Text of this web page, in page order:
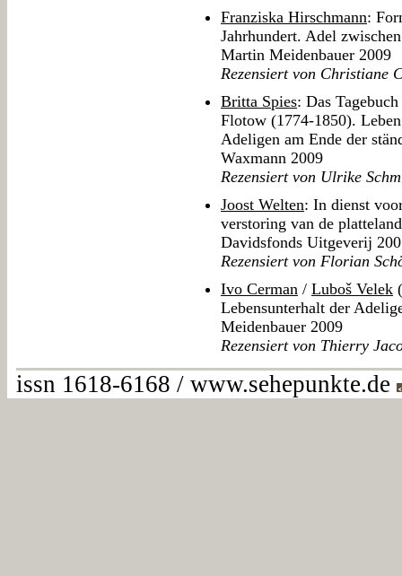
Franziska Hirschmann:
Jahrhundert. Adel
Martin Meidenbauer 2009
Rezensiert von Christiane
Britta Spies: Das
Flotow (1774-1850).
Adeligen am Ende der
Waxmann 2009
Rezensiert von Ulrike
Joost Welten: In dienst
verstoring van de
Davidsfonds Uitgeverij
Rezensiert von Florian
Ivo Cerman / Luboš Velek
Lebensunterhalt der
Meidenbauer 2009
Rezensiert von Thierry
issn 1618-6168 / www.sehepunkte.de